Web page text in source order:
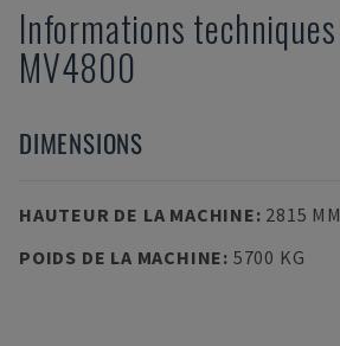
Informations techniques
MV4800
DIMENSIONS
HAUTEUR DE LA MACHINE: 2815 MM
POIDS DE LA MACHINE: 5700 KG